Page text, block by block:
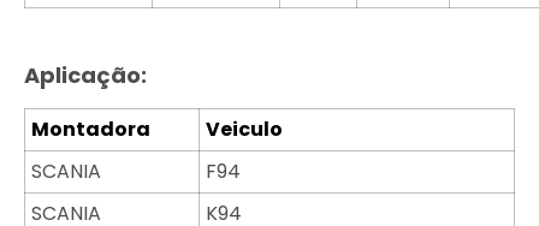
Aplicação:
Montadora
Veiculo
SCANIA
F94
SCANIA
K94